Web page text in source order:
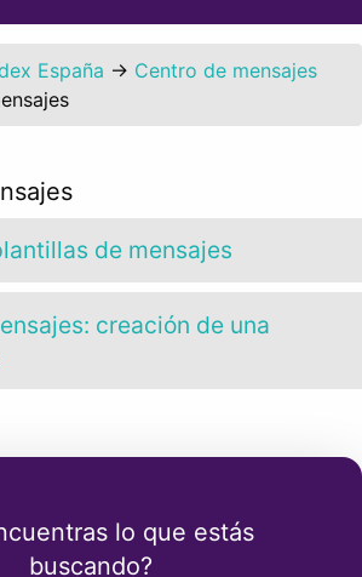
España → Centro de mensajes
de mensajes
creación de una
lo que estás
buscando?